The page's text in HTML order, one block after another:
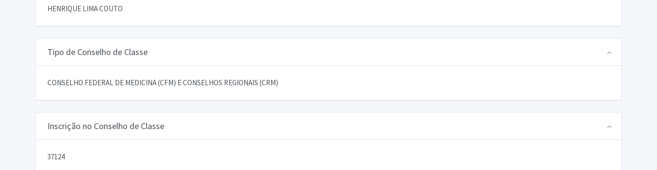
HENRIQUE LIMA COUTO
Tipo de Conselho de Classe
CONSELHO FEDERAL DE MEDICINA (CFM) E CONSELHOS REGIONAIS (CRM)
Inscrição no Conselho de Classe
37124